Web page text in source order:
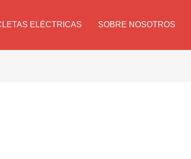
ELÉCTRICAS SOBRE NOSOTROS